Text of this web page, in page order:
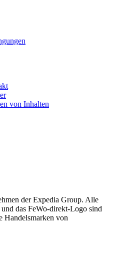
von Inhalten
der Expedia Group. Alle
das FeWo-direkt-Logo sind
Handelsmarken von